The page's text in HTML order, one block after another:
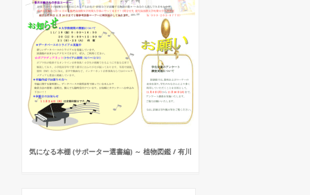
気になる本棚 (サポーター選書編) ～ 植物図鑑 / 有川